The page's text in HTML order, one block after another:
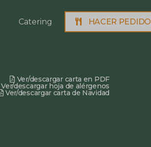
Catering HACER PEDIDO
Ver/descargar carta en PDF
descargar hoja de alérgenos
Ver/descargar carta de Navidad